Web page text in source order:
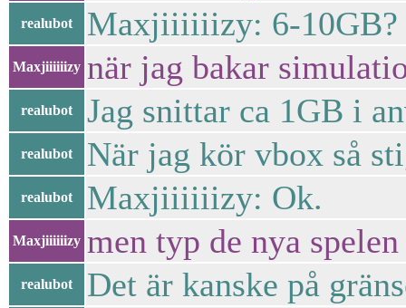
realubot Maxjiiiiiizy: 6-10GB?
Maxjiiiiiizy när jag bakar
realubot Jag snittar ca 1GB i
realubot När jag kör vbox så
realubot Maxjiiiiiizy: Ok.
Maxjiiiiiizy men typ de nya
realubot Det är kanske på